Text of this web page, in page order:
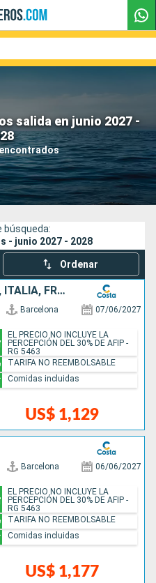
salida en junio 2027 -
Compañías
Buscar
búsqueda:
- junio 2027 - 2028
Ordenar
ESPAÑA, ISLAS BALEARES, ITALIA, FRANCIA
Barcelona 07/06/2027
US$ 1,129
EL PRECIO NO INCLUYE LA
PERCEPCIÓN DEL 30% DE AFIP -
RG 5463
TARIFA NO REEMBOLSABLE
Comidas incluidas
Barcelona 06/06/2027
US$ 1,177
EL PRECIO NO INCLUYE LA
PERCEPCIÓN DEL 30% DE AFIP -
RG 5463
TARIFA NO REEMBOLSABLE
Comidas incluidas